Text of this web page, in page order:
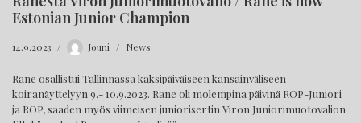
Estonian Junior Champion
14.9.2023 Jouni News
Rane osallistui Tallinnassa kaksipäiväiseen kansainväliseen
koiranäyttelyyn 9.- 10.9.2023. Rane oli molempina päivinä ROP-Juniori
ja ROP, saaden myös viimeisen juniorisertin Viron Juniorimuotovalion